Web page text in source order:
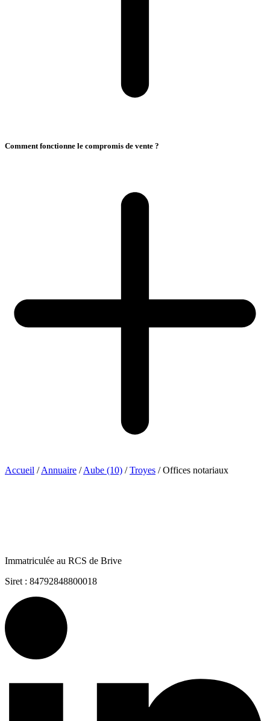
Comment fonctionne le compromis de vente ?
Accueil / Annuaire / Aube (10) / Troyes / Offices notariaux
Immatriculée au RCS de Brive
Siret : 84792848800018